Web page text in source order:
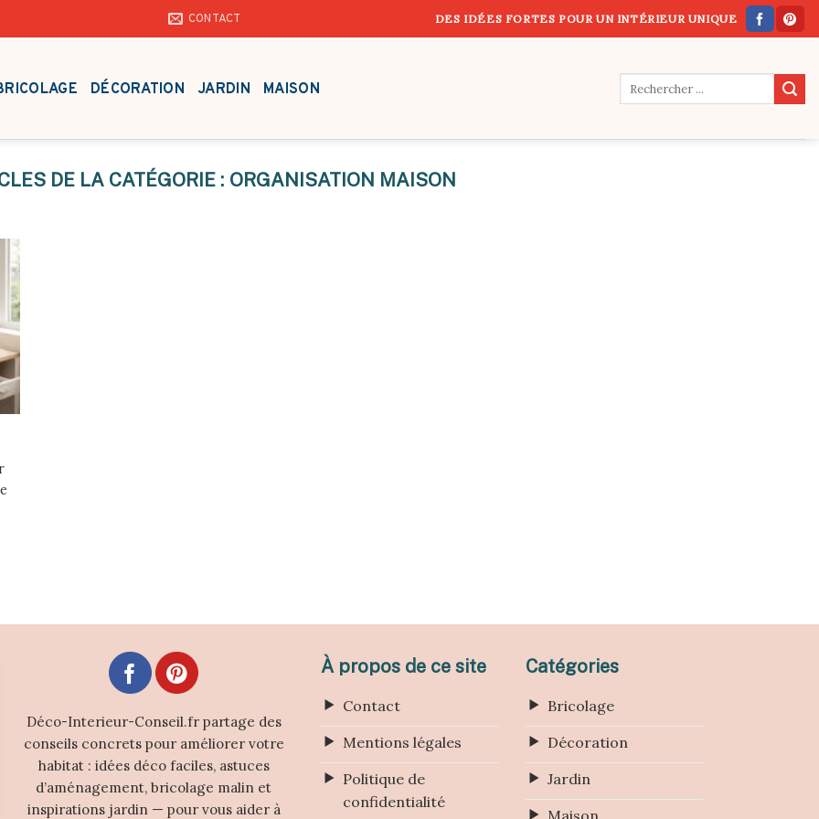
CONTACT DES IDÉES FORTES POUR UN INTÉRIEUR UNIQUE
DÉCORATION JARDIN MAISON
ORGANISATION MAISON
Déco-Interieur-Conseil.fr partage des
conseils concrets pour améliorer votre
habitat : idées déco faciles, astuces
d’aménagement, bricolage malin et
inspirations jardin — pour vous aider à
À propos de ce site
Contact
Mentions légales
Politique de
confidentialité
Catégories
Bricolage
Décoration
Jardin
Maison